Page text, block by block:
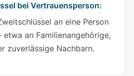
bei Vertrauensperson:
an eine Person
etwa an Familienangehörige,
zuverlässige Nachbarn.